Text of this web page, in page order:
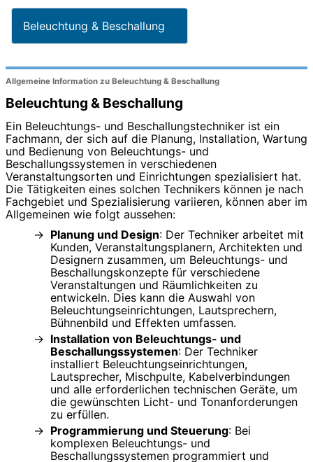
Beleuchtung & Beschallung
Allgemeine Information zu Beleuchtung & Beschallung
Beleuchtung & Beschallung
Ein Beleuchtungs- und Beschallungstechniker ist ein
Fachmann, der sich auf die Planung, Installation, Wartung
und Bedienung von Beleuchtungs- und
Beschallungssystemen in verschiedenen
Veranstaltungsorten und Einrichtungen spezialisiert hat.
Die Tätigkeiten eines solchen Technikers können je nach
Fachgebiet und Spezialisierung variieren, können aber im
Allgemeinen wie folgt aussehen:
Planung und Design: Der Techniker arbeitet mit
Kunden, Veranstaltungsplanern, Architekten und
Designern zusammen, um Beleuchtungs- und
Beschallungskonzepte für verschiedene
Veranstaltungen und Räumlichkeiten zu
entwickeln. Dies kann die Auswahl von
Beleuchtungseinrichtungen, Lautsprechern,
Bühnenbild und Effekten umfassen.
Installation von Beleuchtungs- und
Beschallungssystemen: Der Techniker
installiert Beleuchtungseinrichtungen,
Lautsprecher, Mischpulte, Kabelverbindungen
und alle erforderlichen technischen Geräte, um
die gewünschten Licht- und Tonanforderungen
zu erfüllen.
Programmierung und Steuerung: Bei
komplexen Beleuchtungs- und
Beschallungssystemen programmiert und